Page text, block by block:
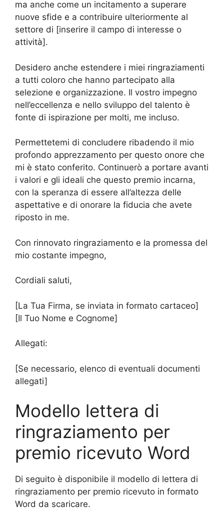
ma anche come un incitamento a superare
nuove sfide e a contribuire ulteriormente al
settore di [inserire il campo di interesse o
attività].
Desidero anche estendere i miei ringraziamenti
a tutti coloro che hanno partecipato alla
selezione e organizzazione. Il vostro impegno
nell’eccellenza e nello sviluppo del talento è
fonte di ispirazione per molti, me incluso.
Permettetemi di concludere ribadendo il mio
profondo apprezzamento per questo onore che
mi è stato conferito. Continuerò a portare avanti
i valori e gli ideali che questo premio incarna,
con la speranza di essere all’altezza delle
aspettative e di onorare la fiducia che avete
riposto in me.
Con rinnovato ringraziamento e la promessa del
mio costante impegno,
Cordiali saluti,
[La Tua Firma, se inviata in formato cartaceo]
[Il Tuo Nome e Cognome]
Allegati:
[Se necessario, elenco di eventuali documenti
allegati]
Modello lettera di
ringraziamento per
premio ricevuto Word
Di seguito è disponibile il modello di lettera di
ringraziamento per premio ricevuto in formato
Word da scaricare.